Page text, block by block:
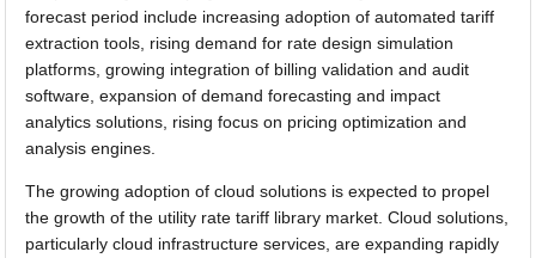
forecast period include increasing adoption of automated tariff
extraction tools, rising demand for rate design simulation
platforms, growing integration of billing validation and audit
software, expansion of demand forecasting and impact
analytics solutions, rising focus on pricing optimization and
analysis engines.
The growing adoption of cloud solutions is expected to propel
the growth of the utility rate tariff library market. Cloud solutions,
particularly cloud infrastructure services, are expanding rapidly